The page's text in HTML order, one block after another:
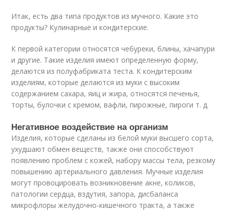
Итак, есть два типа продуктов из мучного. Какие это
продукты? Кулинарные и кондитерские.
К первой категории относятся чебуреки, блины, хачапури
и другие. Такие изделия имеют определенную форму,
делаются из полуфабриката теста. К кондитерским
изделиям, которые делаются из муки с высоким
содержанием сахара, яиц и жира, относятся печенья,
торты, булочки с кремом, вафли, пирожные, пироги т. д.
Негативное воздействие на организм
Изделия, которые сделаны из белой муки высшего сорта,
ухудшают обмен веществ, также они способствуют
появлению проблем с кожей, набору массы тела, резкому
повышению артериального давления. Мучные изделия
могут провоцировать возникновение акне, коликов,
патологии сердца, вздутия, запора, дисбаланса
микрофлоры желудочно-кишечного тракта, а также